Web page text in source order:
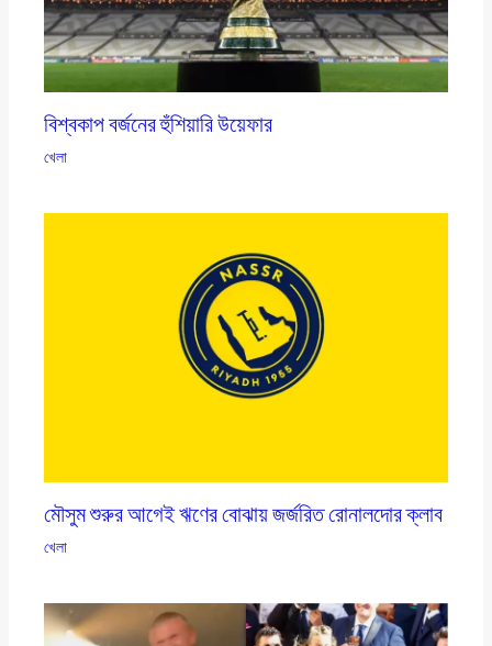
বিশ্বকাপ বর্জনের হুঁশিয়ারি উয়েফার
খেলা
মৌসুম শুরুর আগেই ঋণের বোঝায় জর্জরিত রোনালদোর ক্লাব
খেলা